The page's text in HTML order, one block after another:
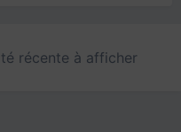
récente à afficher